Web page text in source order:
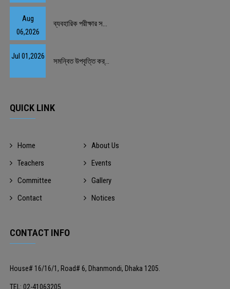
Aug
06,2026
ব্যবহারিক পরীক্ষার স...
Jul 01,2026
সমন্বিত উপবৃত্তি কর্...
QUICK LINK
Home
About Us
Teachers
Events
Committee
Gallery
Contact
Notices
CONTACT INFO
House# 16/16/1, Road# 6, Dhanmondi, Dhaka 1205.
TEL: 02-41063205